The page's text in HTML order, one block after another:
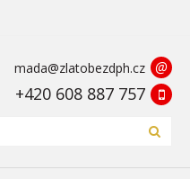
mada@zlatobezdph.cz @
+420 608 887 757